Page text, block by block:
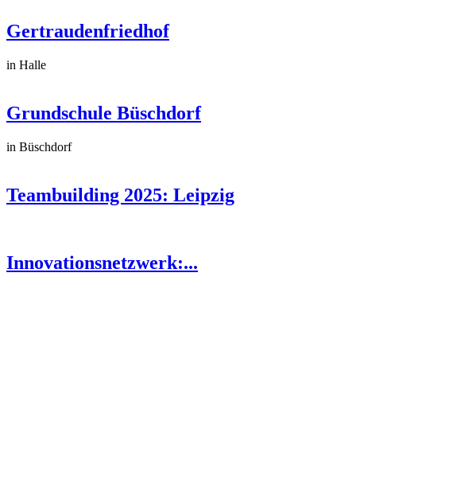
Gertraudenfriedhof
in Halle
Grundschule Büschdorf
in Büschdorf
Teambuilding 2025: Leipzig
Innovationsnetzwerk:...